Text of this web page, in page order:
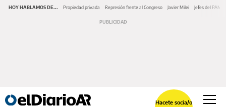
HOY HABLAMOS DE... Propiedad privada Represión frente al Congreso Javier Milei Jefes del PAMI
Hacete socia/o